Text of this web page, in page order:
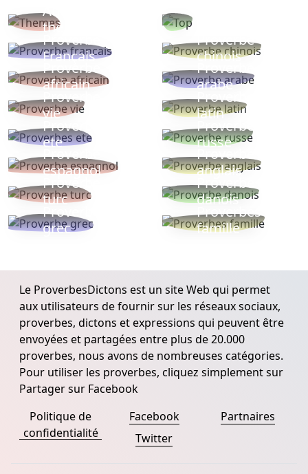
Autres
thèmes
Proverbe
Français
Proverbe
chinois
Proverbe
africain
Proverbe
arabe
Proverbe
vie
Proverbe
latin
Proverbes
ete
Proverbe
russe
Proverbe
espagnol
Proverbe
anglais
Proverbe
turc
Proverbe
danois
Proverbe
grec
Proverbes
famille
Le ProverbesDictons est un site Web qui permet
aux utilisateurs de fournir sur les réseaux sociaux,
proverbes, dictons et expressions qui peuvent être
envoyées et partagées entre plus de 20.000
proverbes, nous avons de nombreuses catégories.
Pour utiliser les proverbes, cliquez simplement sur
Partager sur Facebook
Politique de
confidentialité
Facebook
Twitter
Partnaires